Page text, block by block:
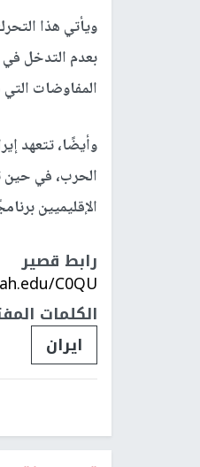
ويأتي هذا
المفاوضات
وأيضًا، تتعهد
الحرب، في حين
الإقليميين
رابط قصير
C0QU/
الكلمات
ايران